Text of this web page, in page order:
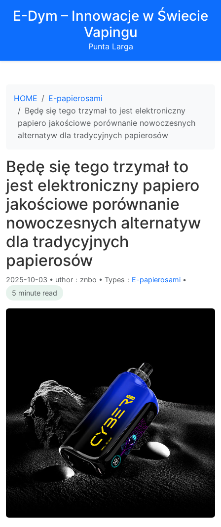
E-Dym – Innowacje w Świecie
Vapingu
Punta Larga
HOME
E-papierosami
Będę się tego trzymał to jest elektroniczny
papiero jakościowe porównanie nowoczesnych
alternatyw dla tradycyjnych papierosów
Będę się tego trzymał to
jest elektroniczny papiero
jakościowe porównanie
nowoczesnych alternatyw
dla tradycyjnych
papierosów
2025-10-03 • uthor：znbo • Types： E-papierosami •
5 minute read